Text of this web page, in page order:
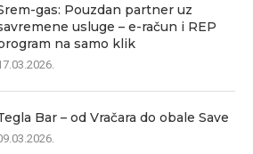
gas: Pouzdan partner uz
usluge – e-račun i REP
na samo klik
Bar – od Vračara do obale Save